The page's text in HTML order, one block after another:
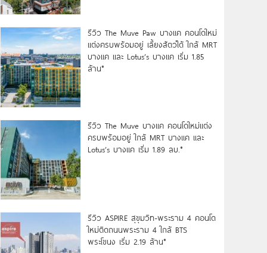
รีวิว The Muve Paw บางแค คอนโดใหม่
แต่งครบพร้อมอยู่ เลี้ยงสัตว์ได้ ใกล้ MRT
บางแค และ Lotus’s บางแค เริ่ม 1.85
ล้าน*
รีวิว The Muve บางแค คอนโดใหม่แต่ง
ครบพร้อมอยู่ ใกล้ MRT บางแค และ
Lotus’s บางแค เริ่ม 1.89 ลบ.*
รีวิว ASPIRE สุขุมวิท-พระราม 4 คอนโด
ใหม่ติดถนนพระราม 4 ใกล้ BTS
พระโขนง เริ่ม 2.19 ล้าน*